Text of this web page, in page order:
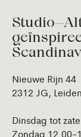
Nieuwe Rijn 44
2312 JG, Leiden
Dinsdag tot
Zondag 12.00-